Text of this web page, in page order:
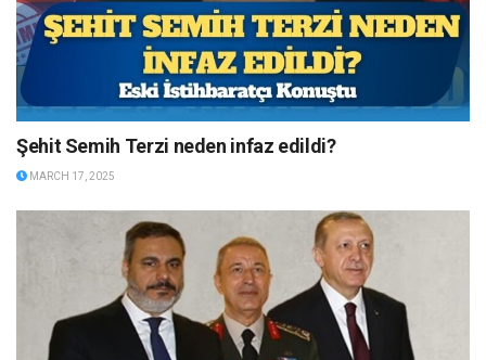
Şehit Semih Terzi neden infaz edildi?
MARCH 17, 2025